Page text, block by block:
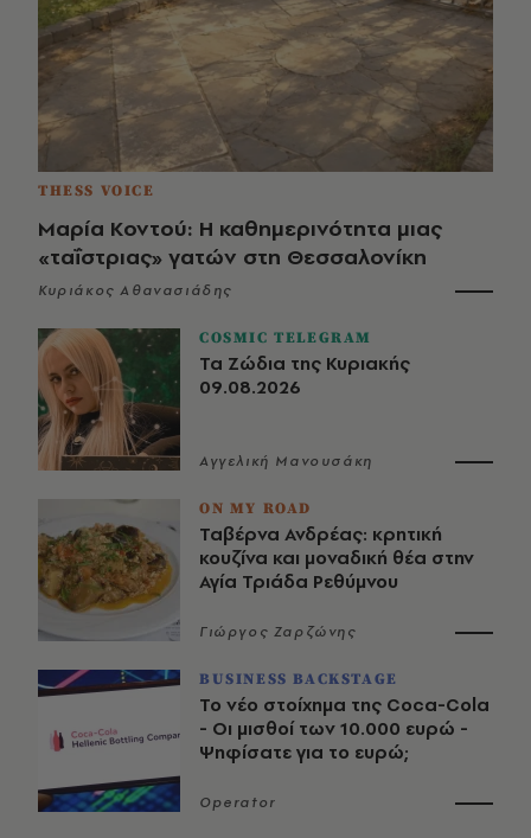
THESS VOICE
Μαρία Κοντού: Η καθημερινότητα μιας
«ταΐστριας» γατών στη Θεσσαλονίκη
Κυριάκος Αθανασιάδης
COSMIC TELEGRAM
Τα Ζώδια της Κυριακής
09.08.2026
Αγγελική Μανουσάκη
ON MY ROAD
Ταβέρνα Ανδρέας: κρητική
κουζίνα και μοναδική θέα στην
Αγία Τριάδα Ρεθύμνου
Γιώργος Ζαρζώνης
BUSINESS BACKSTAGE
Το νέο στοίχημα της Coca-Cola
- Οι μισθοί των 10.000 ευρώ -
Ψηφίσατε για το ευρώ;
Operator